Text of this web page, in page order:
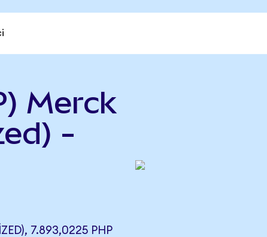
Merck
-
7.893,0225 PHP